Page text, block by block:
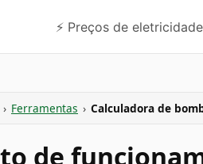
⚡️ Preços de
› Ferramentas › Calculadora de
de